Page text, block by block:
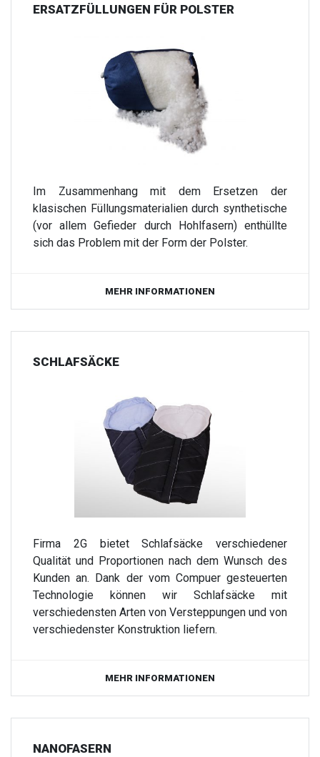
ERSATZFÜLLUNGEN FÜR POLSTER
Im Zusammenhang mit dem Ersetzen der
klasischen Füllungsmaterialien durch synthetische
(vor allem Gefieder durch Hohlfasern) enthüllte
sich das Problem mit der Form der Polster.
MEHR INFORMATIONEN
SCHLAFSÄCKE
Firma 2G bietet Schlafsäcke verschiedener
Qualität und Proportionen nach dem Wunsch des
Kunden an. Dank der vom Compuer gesteuerten
Technologie können wir Schlafsäcke mit
verschiedensten Arten von Versteppungen und von
verschiedenster Konstruktion liefern.
MEHR INFORMATIONEN
NANOFASERN